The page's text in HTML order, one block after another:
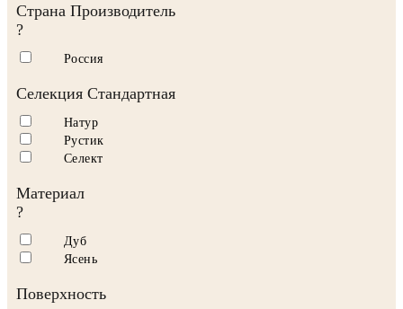
Страна Производитель
?
Россия
Селекция Стандартная
Натур
Рустик
Селект
Материал
?
Дуб
Ясень
Поверхность